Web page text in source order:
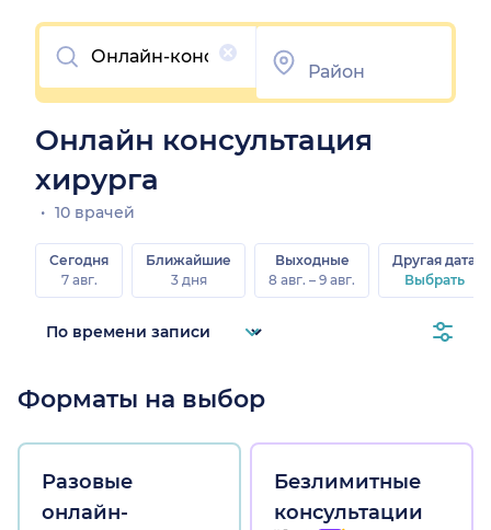
Очистить
Онлайн консультация
хирурга
10 врачей
Сегодня
7 авг.
Ближайшие
3 дня
Выходные
8 авг. – 9 авг.
Другая дата
Выбрать
Форматы на выбор
Разовые
онлайн-
Безлимитные
консультации